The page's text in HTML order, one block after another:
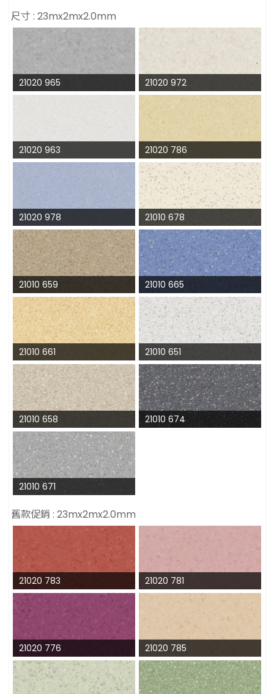
尺寸 : 23mx2mx2.0mm
21020 965 21020 972
21020 963 21020 786
21020 978 21010 678
21010 659 21010 665
21010 661 21010 651
21010 658 21010 674
21010 671
舊款促銷 : 23mx2mx2.0mm
21020 783 21020 781
21020 776 21020 785